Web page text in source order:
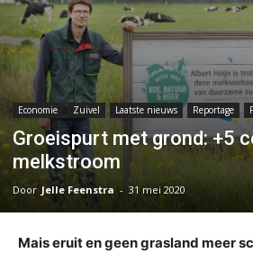
Economie Zuivel Laatste nieuws Reportage
Groeispurt met grond: +5
melkstroom
Door Jelle Feenstra - 31 mei 2020
Mais eruit en geen grasland meer